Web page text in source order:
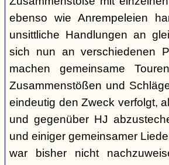
ebenso wie Anrempeleien
unsittliche Handlungen an
sich nun an verschiedenen
machen gemeinsame
Zusammenstößen und
eindeutig den Zweck verfolgt,
und gegenüber HJ
und einiger gemeinsamer
war bisher nicht